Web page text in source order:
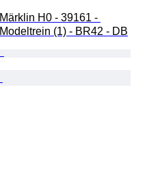
Märklin H0 - 39161 -
Modeltrein (1) - BR42 - DB